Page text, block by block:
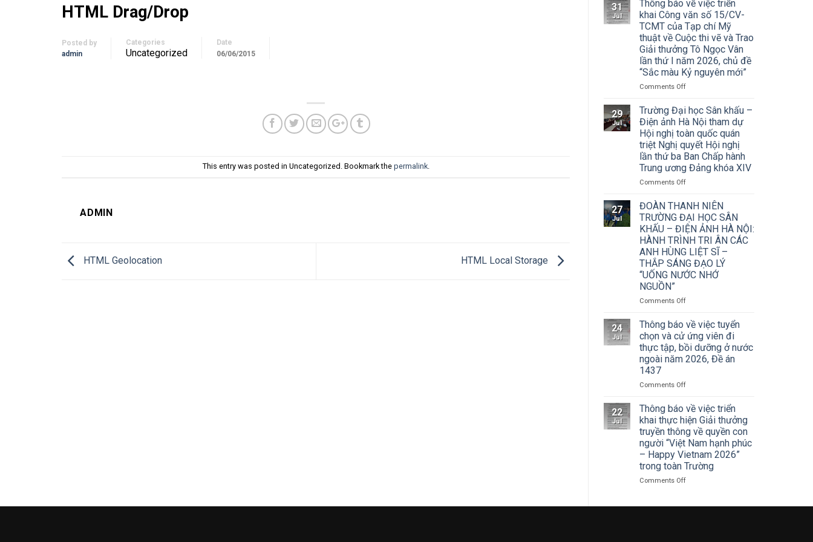
HTML Drag/Drop
Posted by
admin
Categories
Uncategorized
Date
06/06/2015
This entry was posted in Uncategorized. Bookmark the permalink.
ADMIN
HTML Geolocation HTML Local Storage
31
Jul
Thông báo về việc triển
khai Công văn số 15/CV-
TCMT của Tạp chí Mỹ
thuật về Cuộc thi vẽ và Trao
Giải thưởng Tô Ngọc Vân
lần thứ I năm 2026, chủ đề
“Sắc màu Kỷ nguyên mới”
Comments Offon
báo
về
việc
triển
khai
Công
văn
số
của
Tạp
chí
Mỹ
thuật
về
Cuộc
thi
và
Giải
thưởng
Tô
Ngọc
Vân
thứ
năm
2026,
chủ
đề
“Sắc
màu
Kỷ
nguyên
29
Jul
Trường Đại học Sân khấu –
Điện ảnh Hà Nội tham dự
Hội nghị toàn quốc quán
triệt Nghị quyết Hội nghị
lần thứ ba Ban Chấp hành
Trung ương Đảng khóa XIV
Comments Offon
Đại
học
Sân
khấu
–
Điện
ảnh
Hà
nghị
toàn
quốc
quán
nghị
lần
thứ
ba
Ban
Chấp
hành
Trung
27
Jul
ĐOÀN THANH NIÊN
TRƯỜNG ĐẠI HỌC SÂN
KHẤU – ĐIỆN ẢNH HÀ NỘI:
HÀNH TRÌNH TRI ÂN CÁC
ANH HÙNG LIỆT SĨ –
THẮP SÁNG ĐẠO LÝ
“UỐNG NƯỚC NHỚ
NGUỒN”
Comments Offon
THANH
NIÊN
TRƯỜNG
ĐẠI
HỌC
KHẤU
ĐIỆN
ẢNH
HÀ
NỘI:
HÀNH
TRÌNH
TRI
HÙNG
24
Jul
Thông báo về việc tuyển
chọn và cử ứng viên đi
thực tập, bồi dưỡng ở nước
ngoài năm 2026, Đề án
1437
Comments Offon
báo
về
việc
tuyển
chọn
và
cử
ứng
thực
22
Jul
Thông báo về việc triển
khai thực hiện Giải thưởng
truyền thông về quyền con
người “Việt Nam hạnh phúc
– Happy Vietnam 2026”
trong toàn Trường
Comments Offon